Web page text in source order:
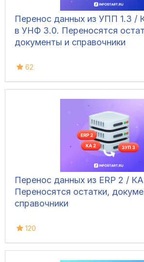
Перенос данных из УПП 1.3 /
в УНФ 3.0. Переносятся
документы и справочники
62
Перенос данных из ERP 2 /
Переносятся остатки,
справочники
120